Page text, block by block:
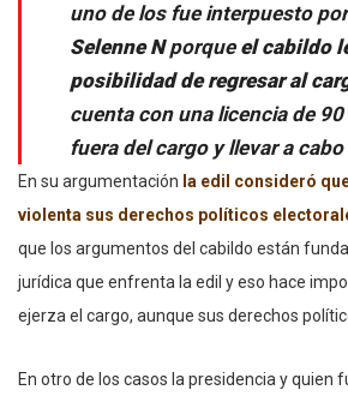
uno de los fue interpuesto
Selenne Nporqueel cabildo
posibilidad de regresar al
cuenta con una licencia de
fuera del cargo y llevar a
En su argumentación la edil consideró
violenta sus derechos políticos
que los argumentos del cabildo están
jurídica que enfrenta la edil y eso hace
ejerza el cargo, aunque sus derechos
En otro de los casos la presidencia y quien